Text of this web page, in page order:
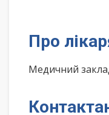
Про
Медичний